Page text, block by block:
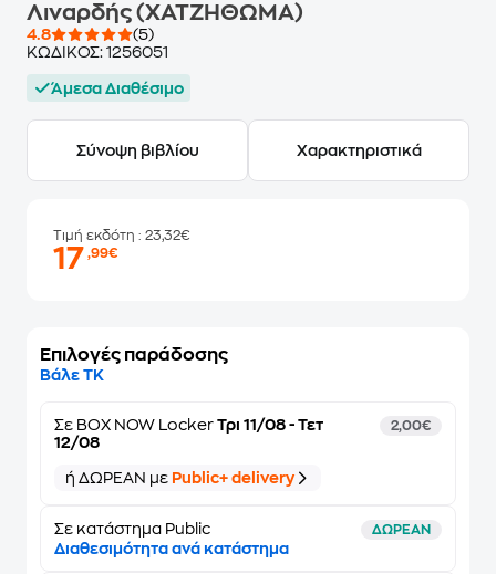
Λιναρδής (ΧΑΤΖΗΘΩΜΑ)
4.8
(5)
ΚΩΔΙΚΟΣ: 1256051
Άμεσα Διαθέσιμο
Σύνοψη βιβλίου Χαρακτηριστικά
Τιμή εκδότη : 23,32€
17,99€
Επιλογές παράδοσης
Βάλε ΤΚ
Σε BOX NOW Locker Τρι 11/08 - Τετ
12/08
2,00€
ή ΔΩΡΕΑΝ με Public+ delivery
Σε κατάστημα Public ΔΩΡΕΑΝ
Διαθεσιμότητα ανά κατάστημα